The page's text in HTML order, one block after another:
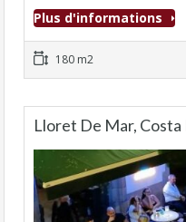
Plus d'informations
180 m2
Lloret De Mar, Costa